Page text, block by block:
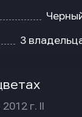
3
г. II